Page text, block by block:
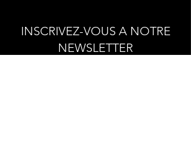
INSCRIVEZ-VOUS A NOTRE
NEWSLETTER